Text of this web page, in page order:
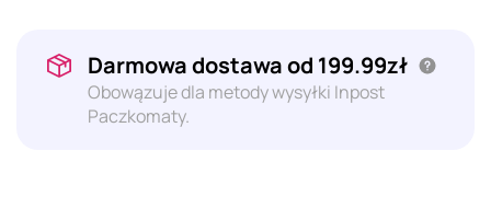
Darmowa dostawa od 199.99zł
Obowązuje dla metody wysyłki Inpost
Paczkomaty.